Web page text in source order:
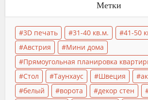
Метки
3D печать 31-40 кв.м.
41-50
Австрия
Мини дома
Прямоугольная планировка
Стол
Таунхаус Швеция
белый
ворота декор стен